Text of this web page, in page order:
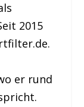
2015
er rund